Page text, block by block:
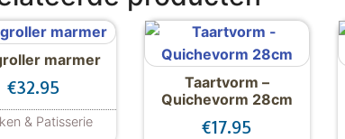
marmer
€32.95
& Patisserie
Taartvorm –
Quichevorm 28cm
€17.95